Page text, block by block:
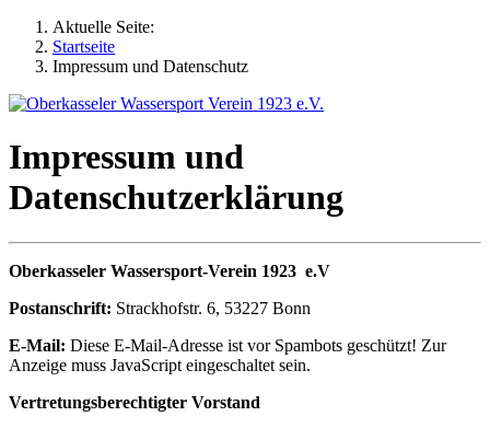
Aktuelle Seite:
Startseite
Impressum und Datenschutz
Impressum und
Datenschutzerklärung
Oberkasseler Wassersport-Verein 1923 e.V
Postanschrift: Strackhofstr. 6, 53227 Bonn
E-Mail: Diese E-Mail-Adresse ist vor Spambots geschützt! Zur
Anzeige muss JavaScript eingeschaltet sein.
Vertretungsberechtigter Vorstand